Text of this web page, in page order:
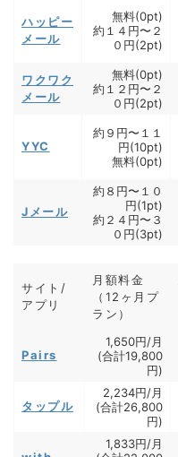
ハッピー
メール
無料(0pt)
約１４円〜２
０円(2pt)
ワクワク
メール
無料(0pt)
約１２円〜２
０円(2pt)
YYC
約９円〜１１
円(10pt)
無料(0pt)
Jメール
約８円〜１０
円(1pt)
約２４円〜３
０円(3pt)
サイト/
アプリ
月額料金
（12ヶ月プ
ラン）
Pairs
1,650円/月
(合計19,800
円)
タップル
2,234円/月
(合計26,800
円)
1,833円/月